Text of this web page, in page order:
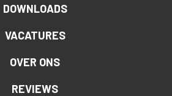
DOWNLOADS
VACATURES
OVER ONS
REVIEWS